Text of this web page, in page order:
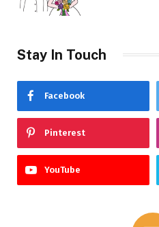
Stay In Touch
Facebook
Pinterest
YouTube